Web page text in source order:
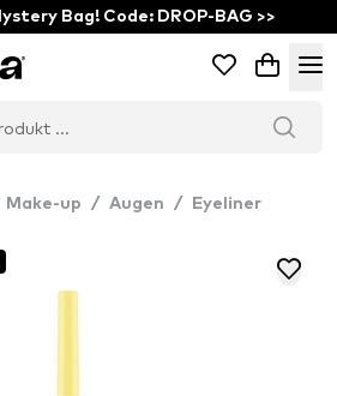
Bag! Code: DROP-BAG >>
Make-up / Augen / Eyeliner